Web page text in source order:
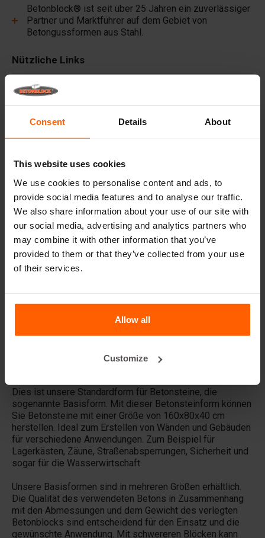
Consent Details About
This website uses cookies
We use cookies to personalise content and ads, to
provide social media features and to analyse our traffic.
We also share information about your use of our site with
our social media, advertising and analytics partners who
may combine it with other information that you’ve
provided to them or that they’ve collected from your use
of their services.
Allow all
Customize
Betonblock® ist seit über 25 Jahren ein zuverlässiger
Partner und Marktführer auf dem Gebiet von
Betongussformen aus Stahl.
Nützliche Links
Trennwände
Deckplatten
Hebezeuge
Zubehör
Ersatzteile
Häufig gestellte Fragen
Aus welchem Material sind die Gussformen
hergestellt?
Dies ist unsere Standardform für Betonsteine, die
sogenannte Basisform. Mit dieser Betonsteinform können
Sie Betonsteine ​​mit einer Größe von 160x80x40 cm
herstellen. Ideal zum Erstellen von Wänden und Gebäuden
für verschiedene Anwendungen. Zum Beispiel für
Lagerkästen, Zäune, Straßenabsperrungen, Sicherheit und
sogar für die Wasserwirtschaft.
Unsere Basisformen sind in mehreren Größen erhältlich.
Die Qualität des verwendeten Betons in Zusammenhang
mit den Abmessungen und dem Gewicht des verlegten
Betonblocks sind entscheidend für den Einsatz und die
gewünschte Anwendung. Mit schwereren Blöcken kann